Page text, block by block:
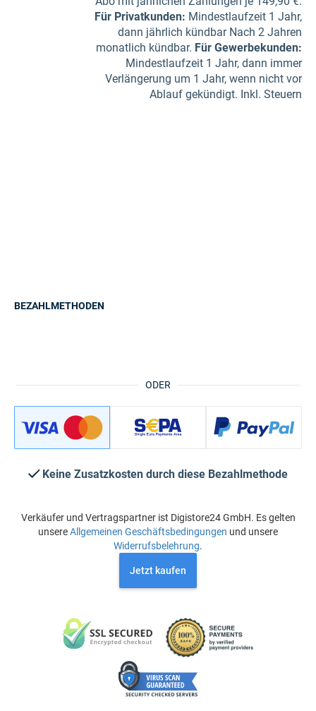
Für Privatkunden: Mindestlaufzeit 1 Jahr,
dann jährlich kündbar Nach 2 Jahren
monatlich kündbar. Für Gewerbe­kunden:
Mindestlaufzeit 1 Jahr, dann immer
Verlängerung um 1 Jahr, wenn nicht vor
Ablauf gekündigt. Inkl. Steuern
ODER
BEZAHLMETHODEN
Keine Zusatzkosten durch diese Bezahlmethode
Verkäufer und Vertragspartner ist Digistore24 GmbH. Es gelten
unsereAllgemeinen Geschäftsbedingungen und unsere
Widerrufsbelehrung.
Jetzt kaufen